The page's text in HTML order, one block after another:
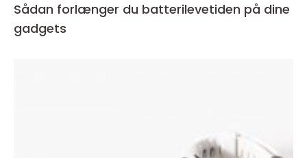
Sådan forlænger du batterilevetiden på dine
gadgets